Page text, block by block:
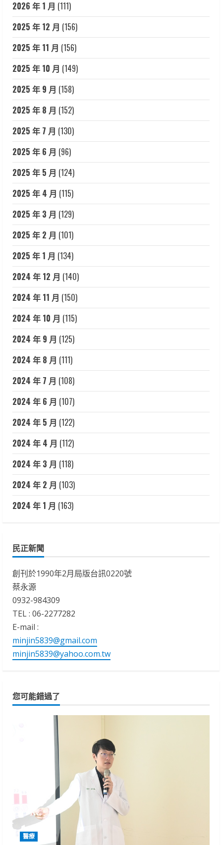
2026 年 1 月 (111)
2025 年 12 月 (156)
2025 年 11 月 (156)
2025 年 10 月 (149)
2025 年 9 月 (158)
2025 年 8 月 (152)
2025 年 7 月 (130)
2025 年 6 月 (96)
2025 年 5 月 (124)
2025 年 4 月 (115)
2025 年 3 月 (129)
2025 年 2 月 (101)
2025 年 1 月 (134)
2024 年 12 月 (140)
2024 年 11 月 (150)
2024 年 10 月 (115)
2024 年 9 月 (125)
2024 年 8 月 (111)
2024 年 7 月 (108)
2024 年 6 月 (107)
2024 年 5 月 (122)
2024 年 4 月 (112)
2024 年 3 月 (118)
2024 年 2 月 (103)
2024 年 1 月 (163)
民正新聞
創刊於1990年2月局版台訊0220號
蔡永源
0932-984309
TEL : 06-2277282
E-mail :
minjin5839@gmail.com
minjin5839@yahoo.com.tw
您可能錯過了
醫療